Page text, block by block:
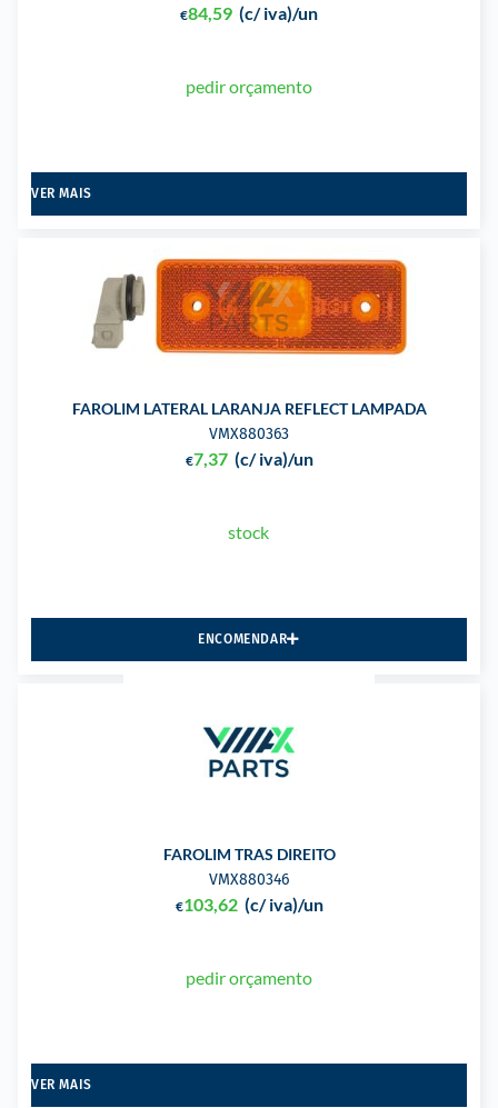
€84,59 (c/ iva)/un
pedir orçamento
VER MAIS
FAROLIM LATERAL LARANJA REFLECT LAMPADA
VMX880363
€7,37 (c/ iva)/un
stock
ENCOMENDAR
FAROLIM TRAS DIREITO
VMX880346
€103,62 (c/ iva)/un
pedir orçamento
VER MAIS